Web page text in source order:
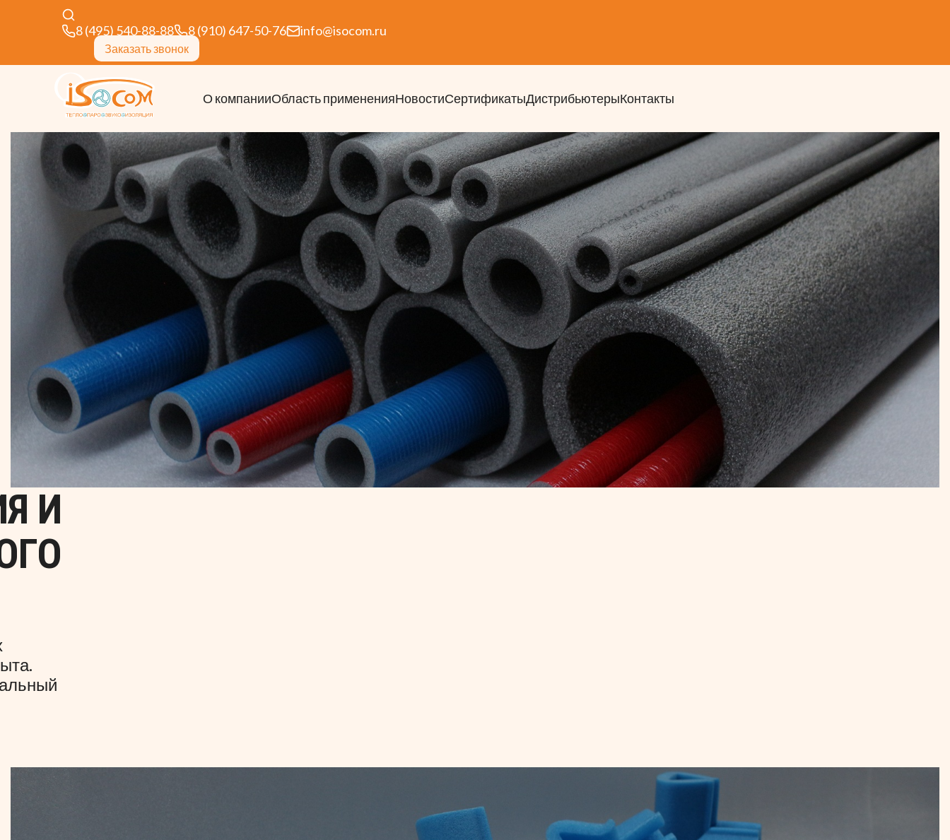
8 (495) 540-88-88 8 (910) 647-50-76 info@isocom.ru
Заказать звонок
О компанииОбласть примененияНовостиСертификатыДистрибьютерыКонтакты
И